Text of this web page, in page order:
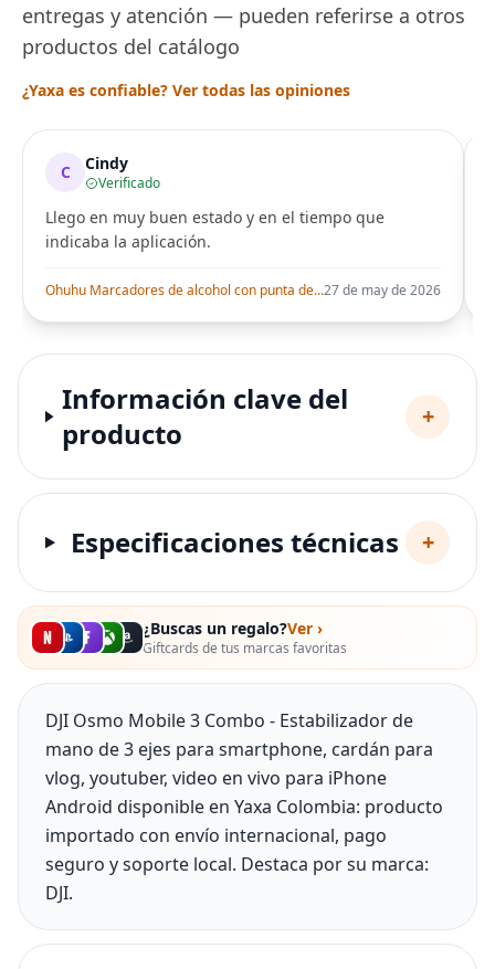
entregas y atención — pueden referirse a otros
productos del catálogo
¿Yaxa es confiable? Ver todas las opiniones
C Cindy
Verificado
Llego en muy buen estado y en el tiempo que
indicaba la aplicación.
Ohuhu Marcadores de alcohol con punta de pincel – Juego de marcadores artísticos de doble punta con certificación AP para artistas adultos27 de may de 2026
Información clave del
producto
+
Especificaciones técnicas +
¿Buscas un regalo?Ver ›
Giftcards de tus marcas favoritas
DJI Osmo Mobile 3 Combo - Estabilizador de
mano de 3 ejes para smartphone, cardán para
vlog, youtuber, video en vivo para iPhone
Android disponible en Yaxa Colombia: producto
importado con envío internacional, pago
seguro y soporte local. Destaca por su marca:
DJI.